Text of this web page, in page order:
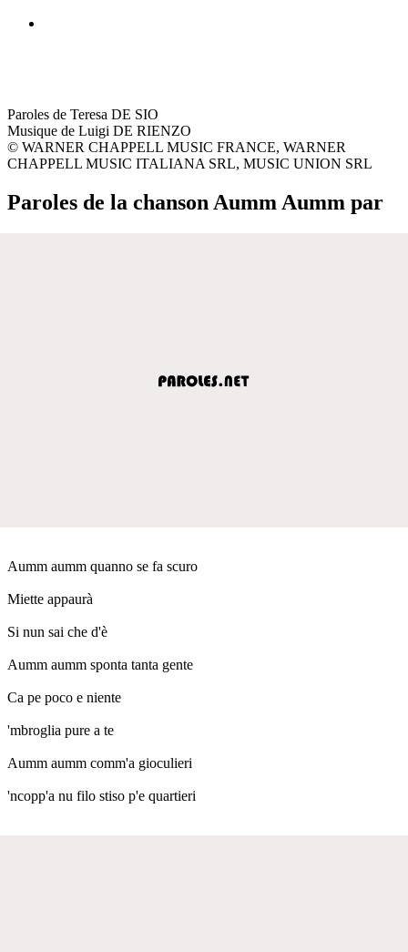
Paroles de Teresa DE SIO
Musique de Luigi DE RIENZO
© WARNER CHAPPELL MUSIC FRANCE, WARNER
CHAPPELL MUSIC ITALIANA SRL, MUSIC UNION SRL
Paroles de la chanson Aumm Aumm par
Aumm aumm quanno se fa scuro
Miette appaurà
Si nun sai che d'è
Aumm aumm sponta tanta gente
Ca pe poco e niente
'mbroglia pure a te
Aumm aumm comm'a gioculieri
'ncopp'a nu filo stiso p'e quartieri